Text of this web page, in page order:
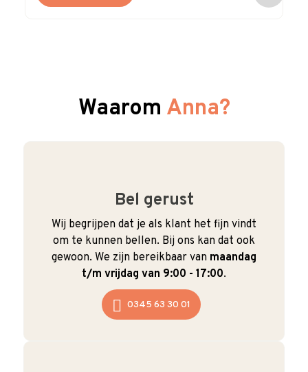
Waarom Anna?
Bel gerust
Wij begrijpen dat je als klant het fijn vindt
om te kunnen bellen. Bij ons kan dat ook
gewoon. We zijn bereikbaar van maandag
t/m vrijdag van 9:00 - 17:00.
0345 63 30 01